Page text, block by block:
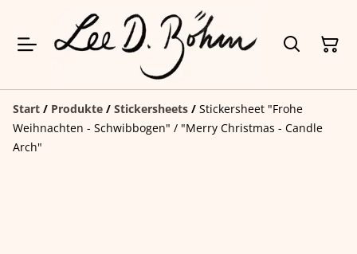
Start / Produkte / Stickersheets / Stickersheet "Frohe
Weihnachten - Schwibbogen" / "Merry Christmas - Candle
Arch"